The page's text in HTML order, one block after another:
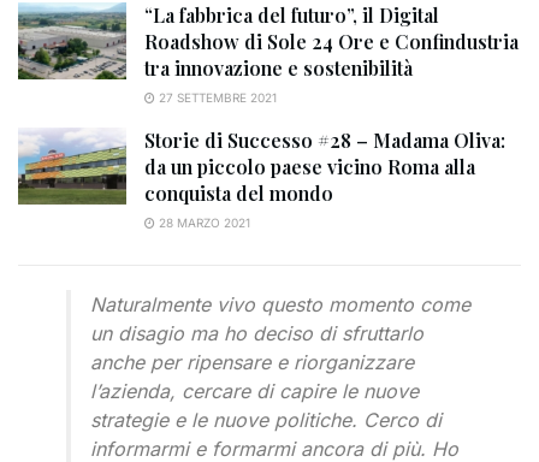
“La fabbrica del futuro”, il Digital
Roadshow di Sole 24 Ore e Confindustria
tra innovazione e sostenibilità
27 SETTEMBRE 2021
Storie di Successo #28 – Madama Oliva:
da un piccolo paese vicino Roma alla
conquista del mondo
28 MARZO 2021
Naturalmente vivo questo momento come
un disagio ma ho deciso di sfruttarlo
anche per ripensare e riorganizzare
l’azienda, cercare di capire le nuove
strategie e le nuove politiche. Cerco di
informarmi e formarmi ancora di più. Ho